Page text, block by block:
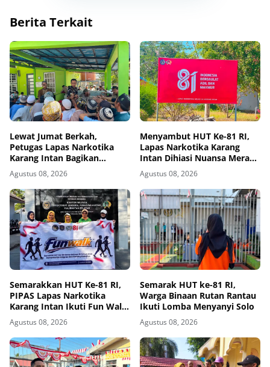
Berita Terkait
Lewat Jumat Berkah,
Petugas Lapas Narkotika
Karang Intan Bagikan
Makanan Kepada Warga
Binaan
Agustus 08, 2026
Menyambut HUT Ke-81 RI,
Lapas Narkotika Karang
Intan Dihiasi Nuansa Merah
Putih
Agustus 08, 2026
Semarakkan HUT Ke-81 RI,
PIPAS Lapas Narkotika
Karang Intan Ikuti Fun Walk
Kemenimipas Kalsel
Agustus 08, 2026
Semarak HUT ke-81 RI,
Warga Binaan Rutan Rantau
Ikuti Lomba Menyanyi Solo
Agustus 08, 2026